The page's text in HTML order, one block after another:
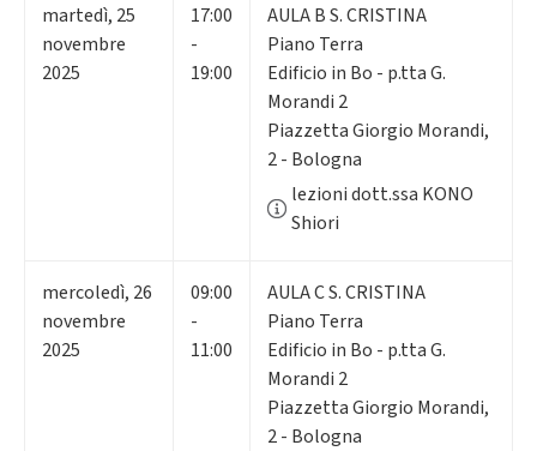
martedì, 25
novembre
2025
17:00
-
19:00
AULA B S. CRISTINA
Piano Terra
Edificio in Bo - p.tta G.
Morandi 2
Piazzetta Giorgio Morandi,
2 - Bologna
lezioni dott.ssa KONO
Shiori
mercoledì, 26
novembre
2025
09:00
-
11:00
AULA C S. CRISTINA
Piano Terra
Edificio in Bo - p.tta G.
Morandi 2
Piazzetta Giorgio Morandi,
2 - Bologna